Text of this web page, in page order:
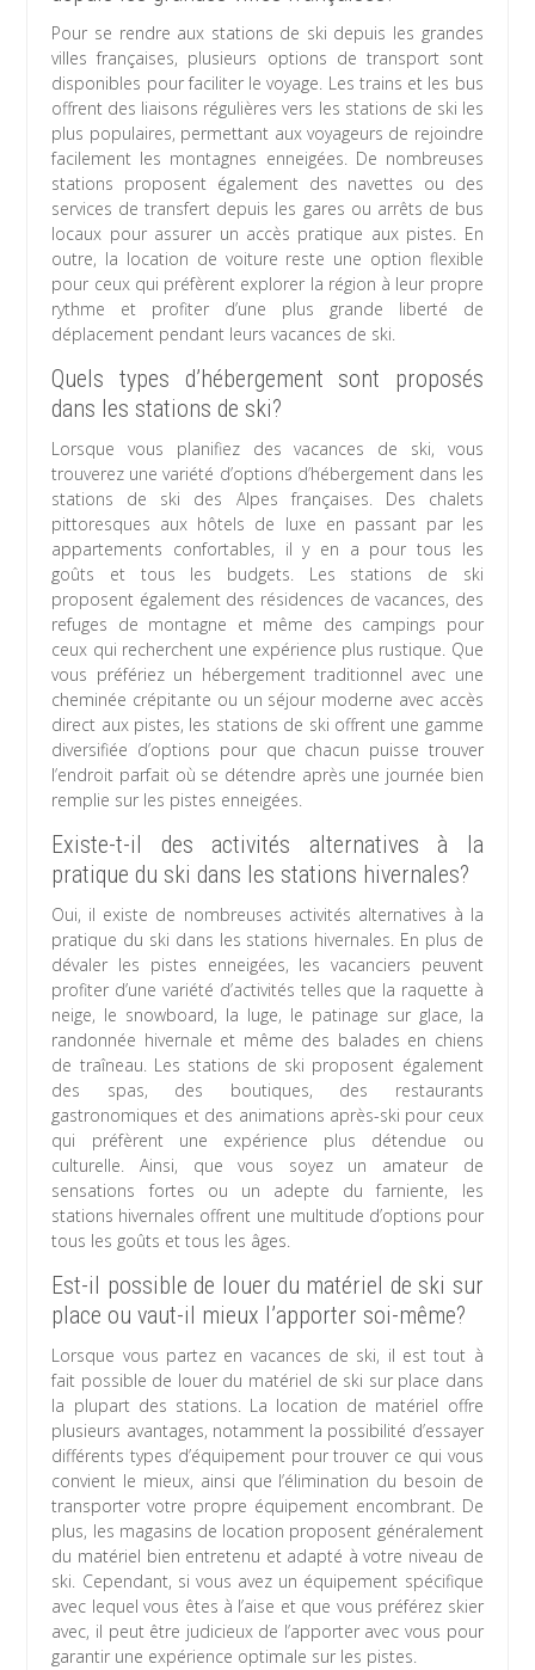
Pour se rendre aux stations de ski depuis les grandes
villes françaises, plusieurs options de transport sont
disponibles pour faciliter le voyage. Les trains et les bus
offrent des liaisons régulières vers les stations de ski les
plus populaires, permettant aux voyageurs de rejoindre
facilement les montagnes enneigées. De nombreuses
stations proposent également des navettes ou des
services de transfert depuis les gares ou arrêts de bus
locaux pour assurer un accès pratique aux pistes. En
outre, la location de voiture reste une option flexible
pour ceux qui préfèrent explorer la région à leur propre
rythme et profiter d’une plus grande liberté de
déplacement pendant leurs vacances de ski.
Quels types d’hébergement sont proposés
dans les stations de ski?
Lorsque vous planifiez des vacances de ski, vous
trouverez une variété d’options d’hébergement dans les
stations de ski des Alpes françaises. Des chalets
pittoresques aux hôtels de luxe en passant par les
appartements confortables, il y en a pour tous les
goûts et tous les budgets. Les stations de ski
proposent également des résidences de vacances, des
refuges de montagne et même des campings pour
ceux qui recherchent une expérience plus rustique. Que
vous préfériez un hébergement traditionnel avec une
cheminée crépitante ou un séjour moderne avec accès
direct aux pistes, les stations de ski offrent une gamme
diversifiée d’options pour que chacun puisse trouver
l’endroit parfait où se détendre après une journée bien
remplie sur les pistes enneigées.
Existe-t-il des activités alternatives à la
pratique du ski dans les stations hivernales?
Oui, il existe de nombreuses activités alternatives à la
pratique du ski dans les stations hivernales. En plus de
dévaler les pistes enneigées, les vacanciers peuvent
profiter d’une variété d’activités telles que la raquette à
neige, le snowboard, la luge, le patinage sur glace, la
randonnée hivernale et même des balades en chiens
de traîneau. Les stations de ski proposent également
des spas, des boutiques, des restaurants
gastronomiques et des animations après-ski pour ceux
qui préfèrent une expérience plus détendue ou
culturelle. Ainsi, que vous soyez un amateur de
sensations fortes ou un adepte du farniente, les
stations hivernales offrent une multitude d’options pour
tous les goûts et tous les âges.
Est-il possible de louer du matériel de ski sur
place ou vaut-il mieux l’apporter soi-même?
Lorsque vous partez en vacances de ski, il est tout à
fait possible de louer du matériel de ski sur place dans
la plupart des stations. La location de matériel offre
plusieurs avantages, notamment la possibilité d’essayer
différents types d’équipement pour trouver ce qui vous
convient le mieux, ainsi que l’élimination du besoin de
transporter votre propre équipement encombrant. De
plus, les magasins de location proposent généralement
du matériel bien entretenu et adapté à votre niveau de
ski. Cependant, si vous avez un équipement spécifique
avec lequel vous êtes à l’aise et que vous préférez skier
avec, il peut être judicieux de l’apporter avec vous pour
garantir une expérience optimale sur les pistes.